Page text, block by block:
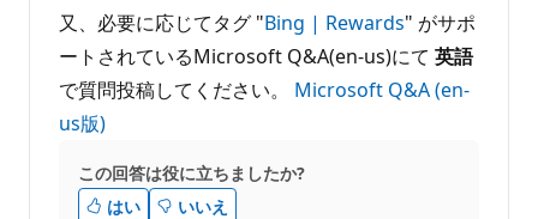
又、必要に応じてタグ "Bing | Rewards" がサポ
ートされているMicrosoft Q&A(en-us)にて 英語
で質問投稿してください。 Microsoft Q&A (en-
us版)
この回答は役に立ちましたか?
はい
いいえ